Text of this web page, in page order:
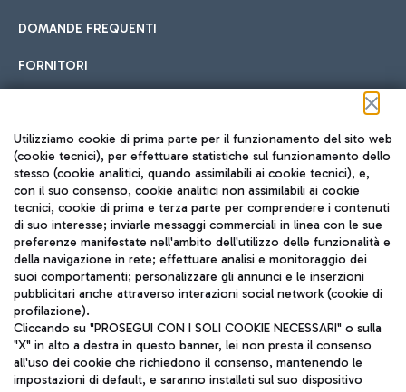
DOMANDE FREQUENTI
FORNITORI
Seguici sui social
TRAVEL JOURNAL
ITA
Utilizziamo cookie di prima parte per il funzionamento del sito web
(cookie tecnici), per effettuare statistiche sul funzionamento dello
stesso (cookie analitici, quando assimilabili ai cookie tecnici), e,
con il suo consenso, cookie analitici non assimilabili ai cookie
tecnici, cookie di prima e terza parte per comprendere i contenuti
di suo interesse; inviarle messaggi commerciali in linea con le sue
preferenze manifestate nell'ambito dell'utilizzo delle funzionalità e
della navigazione in rete; effettuare analisi e monitoraggio dei
suoi comportamenti; personalizzare gli annunci e le inserzioni
pubblicitari anche attraverso interazioni social network (cookie di
profilazione).
Cliccando su "PROSEGUI CON I SOLI COOKIE NECESSARI" o sulla
"X" in alto a destra in questo banner, lei non presta il consenso
all'uso dei cookie che richiedono il consenso, mantenendo le
impostazioni di default, e saranno installati sul suo dispositivo